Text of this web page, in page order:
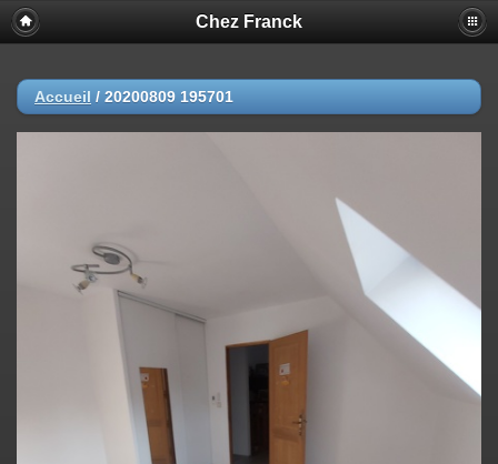
Chez Franck
Accueil / 20200809 195701